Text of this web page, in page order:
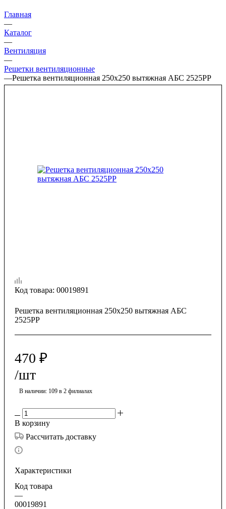
Главная
—
Каталог
—
Вентиляция
—
Решетки вентиляционные
—Решетка вентиляционная 250х250 вытяжная АБС 2525РР
Код товара: 00019891
Решетка вентиляционная 250х250 вытяжная АБС
2525РР
470 ₽
/шт
В наличии: 109 в 2 филиалах
В корзину
Рассчитать доставку
Характеристики
Код товара
—
00019891